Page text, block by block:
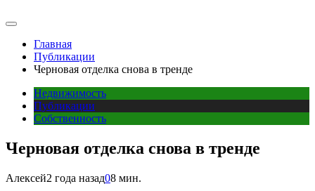
Главная
Публикации
Черновая отделка снова в тренде
Недвижимость
Публикации
Собственность
Черновая отделка снова в тренде
Алексей2 года назад08 мин.